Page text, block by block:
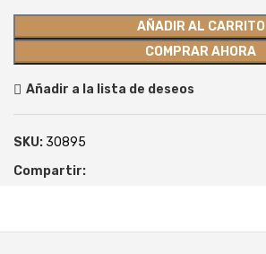
AÑADIR AL CARRITO
COMPRAR AHORA
Añadir a la lista de deseos
SKU: 30895
Compartir: